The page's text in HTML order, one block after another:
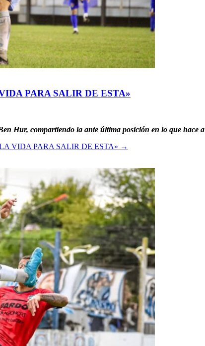
PARA SALIR DE ESTA»
Hur, compartiendo la ante última posición en lo que hace
VIDA PARA SALIR DE ESTA» →